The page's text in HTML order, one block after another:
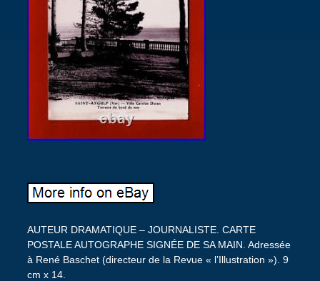
AUTEUR DRAMATIQUE – JOURNALISTE. CARTE
POSTALE AUTOGRAPHE SIGNÉE DE SA MAIN. Adressée
à René Baschet (directeur de la Revue « l’Illustration »). 9
cm x 14.